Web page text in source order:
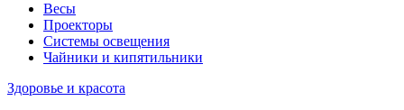
Весы
Проекторы
Системы освещения
Чайники и кипятильники
Здоровье и красота